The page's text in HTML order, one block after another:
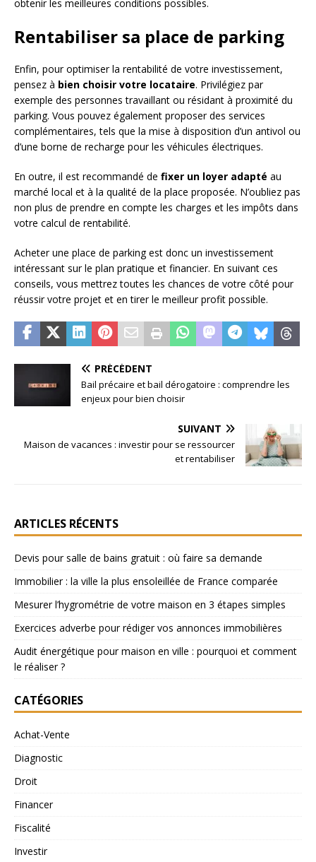
obtenir les meilleures conditions possibles.
Rentabiliser sa place de parking
Enfin, pour optimiser la rentabilité de votre investissement,
pensez à bien choisir votre locataire. Privilégiez par
exemple des personnes travaillant ou résidant à proximité du
parking. Vous pouvez également proposer des services
complémentaires, tels que la mise à disposition d’un antivol ou
d’une borne de recharge pour les véhicules électriques.
En outre, il est recommandé de fixer un loyer adapté au
marché local et à la qualité de la place proposée. N’oubliez pas
non plus de prendre en compte les charges et les impôts dans
votre calcul de rentabilité.
Acheter une place de parking est donc un investissement
intéressant sur le plan pratique et financier. En suivant ces
conseils, vous mettrez toutes les chances de votre côté pour
réussir votre projet et en tirer le meilleur profit possible.
PRÉCÉDENT
Bail précaire et bail dérogatoire : comprendre les
enjeux pour bien choisir
SUIVANT
Maison de vacances : investir pour se ressourcer
et rentabiliser
ARTICLES RÉCENTS
Devis pour salle de bains gratuit : où faire sa demande
Immobilier : la ville la plus ensoleillée de France comparée
Mesurer l’hygrométrie de votre maison en 3 étapes simples
Exercices adverbe pour rédiger vos annonces immobilières
Audit énergétique pour maison en ville : pourquoi et comment
le réaliser ?
CATÉGORIES
Achat-Vente
Diagnostic
Droit
Financer
Fiscalité
Investir